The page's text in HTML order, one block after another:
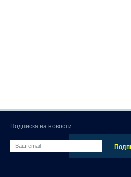
Подписка на новости